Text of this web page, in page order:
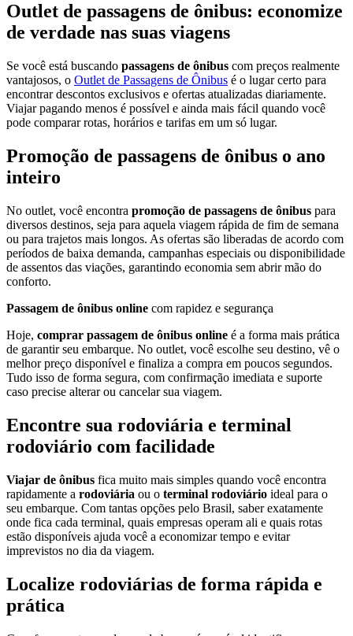
Outlet de passagens de ônibus: economize
de verdade nas suas viagens
Se você está buscando passagens de ônibus com preços realmente
vantajosos, o Outlet de Passagens de Ônibus é o lugar certo para
encontrar descontos exclusivos e ofertas atualizadas diariamente.
Viajar pagando menos é possível e ainda mais fácil quando você
pode comparar rotas, horários e tarifas em um só lugar.
Promoção de passagens de ônibus o ano
inteiro
No outlet, você encontra promoção de passagens de ônibus para
diversos destinos, seja para aquela viagem rápida de fim de semana
ou para trajetos mais longos. As ofertas são liberadas de acordo com
períodos de baixa demanda, campanhas especiais ou disponibilidade
de assentos das viações, garantindo economia sem abrir mão do
conforto.
Passagem de ônibus online com rapidez e segurança
Hoje, comprar passagem de ônibus online é a forma mais prática
de garantir seu embarque. No outlet, você escolhe seu destino, vê o
melhor preço disponível e finaliza a compra em poucos segundos.
Tudo isso de forma segura, com confirmação imediata e suporte
caso precise alterar ou cancelar sua viagem.
Encontre sua rodoviária e terminal
rodoviário com facilidade
Viajar de ônibus fica muito mais simples quando você encontra
rapidamente a rodoviária ou o terminal rodoviário ideal para o
seu embarque. Com tantas opções pelo Brasil, saber exatamente
onde fica cada terminal, quais empresas operam ali e quais rotas
estão disponíveis ajuda você a economizar tempo e evitar
imprevistos no dia da viagem.
Localize rodoviárias de forma rápida e
prática